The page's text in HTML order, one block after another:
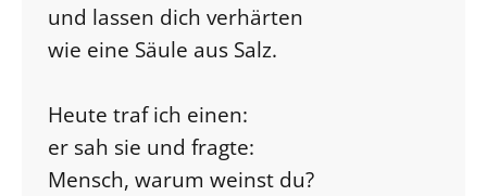
und lassen dich verhärten
wie eine Säule aus Salz.
Heute traf ich einen:
er sah sie und fragte:
Mensch, warum weinst du?